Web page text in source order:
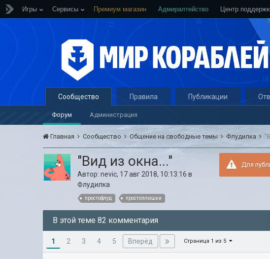
Игры Сервисы Премиум магазин Адмиралтейство Центр
Сообщество
Форум Администрация
Правила Публикации
Главная Сообщество Общение на свободные темы Флудилка
Для
"Вид из окна..."
Автор:nevic, 17 авг 2018, 10:13:16 в
Флудилка
простофлуд простоплюшки
В этой теме 82 комментария
1 2 3 4 5 Вперёд Страница 1 из 5